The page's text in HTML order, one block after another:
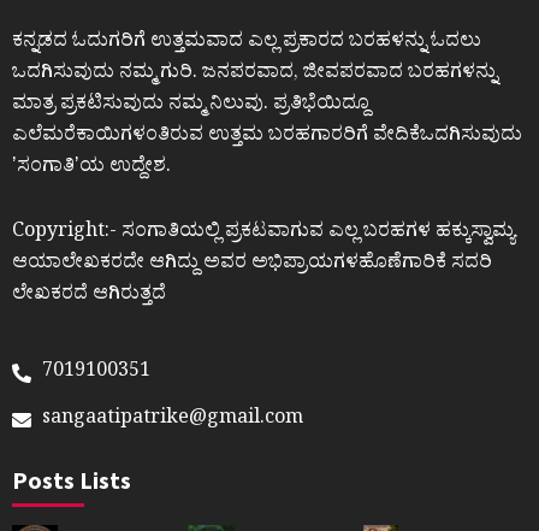
ಕನ್ನಡದ ಓದುಗರಿಗೆ ಉತ್ತಮವಾದ ಎಲ್ಲ ಪ್ರಕಾರದ ಬರಹಳನ್ನು ಓದಲು
ಒದಗಿಸುವುದು ನಮ್ಮ ಗುರಿ. ಜನಪರವಾದ, ಜೀವಪರವಾದ ಬರಹಗಳನ್ನು
ಮಾತ್ರ ಪ್ರಕಟಿಸುವುದು ನಮ್ಮ ನಿಲುವು. ಪ್ರತಿಭೆಯಿದ್ದೂ
ಎಲೆಮರೆಕಾಯಿಗಳಂತಿರುವ ಉತ್ತಮ ಬರಹಗಾರರಿಗೆ ವೇದಿಕೆಒದಗಿಸುವುದು
ʼಸಂಗಾತಿʼಯ ಉದ್ದೇಶ.
Copyright:- ಸಂಗಾತಿಯಲ್ಲಿ ಪ್ರಕಟವಾಗುವ ಎಲ್ಲ ಬರಹಗಳ ಹಕ್ಕುಸ್ವಾಮ್ಯ
ಆಯಾಲೇಖಕರದೇ ಆಗಿದ್ದು ಅವರ ಅಭಿಪ್ರಾಯಗಳಹೊಣೆಗಾರಿಕೆ ಸದರಿ
ಲೇಖಕರದೆ ಆಗಿರುತ್ತದೆ
7019100351
sangaatipatrike@gmail.com
Posts Lists